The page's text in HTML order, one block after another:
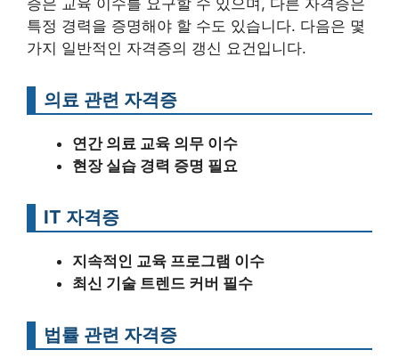
증은 교육 이수를 요구할 수 있으며, 다른 자격증은
특정 경력을 증명해야 할 수도 있습니다. 다음은 몇
가지 일반적인 자격증의 갱신 요건입니다.
의료 관련 자격증
연간 의료 교육 의무 이수
현장 실습 경력 증명 필요
IT 자격증
지속적인 교육 프로그램 이수
최신 기술 트렌드 커버 필수
법률 관련 자격증